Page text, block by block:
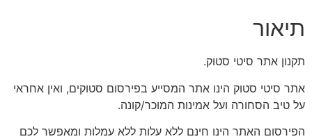
תיאור
תקנון אתר סיטי סטוק.
אתר סיטי סטוק הינו אתר המסייע בפירסום סטוקים, ואין אחראי
על טיב הסחורה ועל אמינות המוכר/קונה.
הפירסום האתר הינו חינם ללא עלות ללא עמלות ומאפשר לכם